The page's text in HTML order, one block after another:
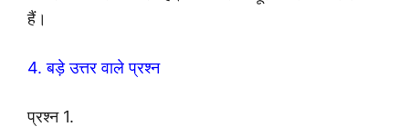
हैं।
4. बड़े उत्तर वाले प्रश्न
प्रश्न 1.